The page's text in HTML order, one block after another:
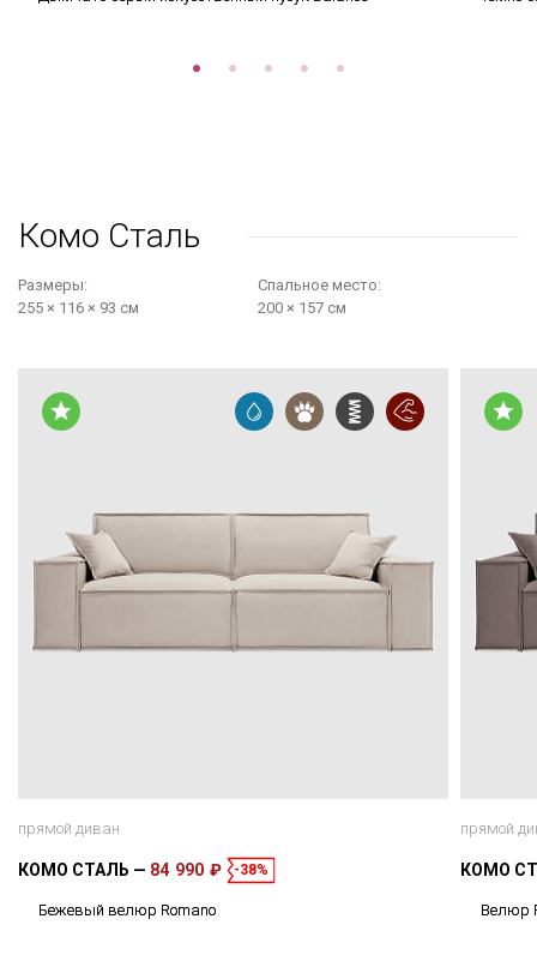
Комо Сталь
Размеры:
255 × 116 × 93 см
Cпальное место:
200 × 157 см
прямой диван
КОМО СТАЛЬ 84 990 ₽ -38%
Бежевый велюр Romano
прямой
КОМО
Велюр